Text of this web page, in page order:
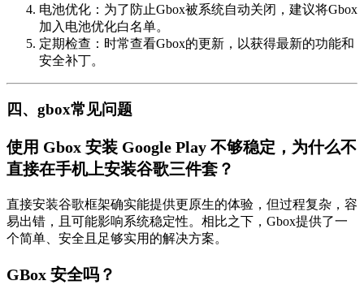
电池优化：为了防止Gbox被系统自动关闭，建议将Gbox
加入电池优化白名单。
定期检查：时常查看Gbox的更新，以获得最新的功能和
安全补丁。
四、gbox常见问题
使用 Gbox 安装 Google Play 不够稳定，为什么不
直接在手机上安装谷歌三件套？
直接安装谷歌框架确实能提供更原生的体验，但过程复杂，容
易出错，且可能影响系统稳定性。相比之下，Gbox提供了一
个简单、安全且足够实用的解决方案。
GBox 安全吗？